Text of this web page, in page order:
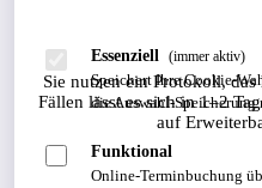
Sie nutzen ein Protokoll,
Fällen lässt es sich in 1–2
auf
Essenziell (immer aktiv)
Speichert Ihre Cookie-
die Auswahl-Speicherung
Funktional
Online-Terminbuchung